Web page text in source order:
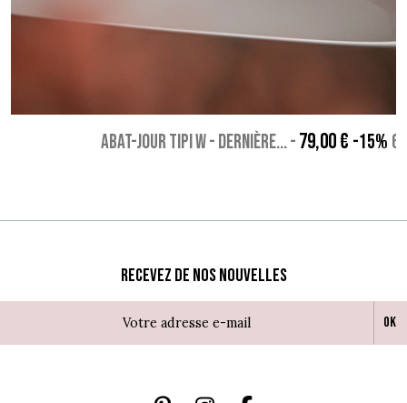
ABAT-JOUR TIPI W - Dernière...-79,00 € -15%
Recevez de nos nouvelles
Ok